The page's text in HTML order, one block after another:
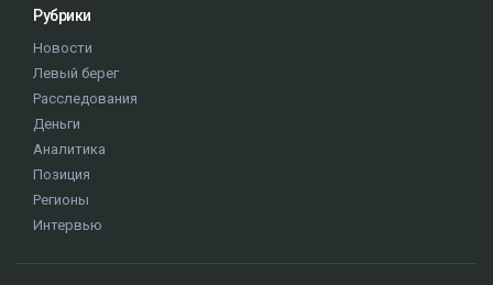
Рубрики
Новости
Левый берег
Расследования
Деньги
Аналитика
Позиция
Регионы
Интервью